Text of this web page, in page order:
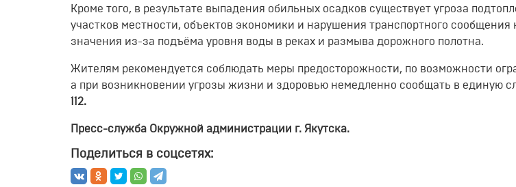
Кроме того, в результате выпадения обильных осадков существует угроза
участков местности, объектов экономики и нарушения транспортного сообщения
значения из-за подъёма уровня воды в реках и размыва дорожного полотна.
Жителям рекомендуется соблюдать меры предосторожности, по возможности
а при возникновении угрозы жизни и здоровью немедленно сообщать в единую
112.
Пресс-служба Окружной администрации г. Якутска.
Поделиться в соцсетях: